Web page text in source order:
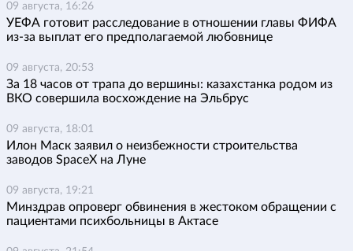
09 августа, 16:26
УЕФА готовит расследование в отношении главы ФИФА
из-за выплат его предполагаемой любовнице
09 августа, 20:53
За 18 часов от трапа до вершины: казахстанка родом из
ВКО совершила восхождение на Эльбрус
09 августа, 18:01
Илон Маск заявил о неизбежности строительства
заводов SpaceX на Луне
09 августа, 19:21
Минздрав опроверг обвинения в жестоком обращении с
пациентами психбольницы в Актасе